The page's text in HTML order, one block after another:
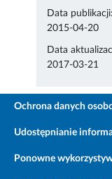
Data publikacji:
2015-04-20
Data
2017-03-21
Ochrona danych
Udostępnianie
Ponowne